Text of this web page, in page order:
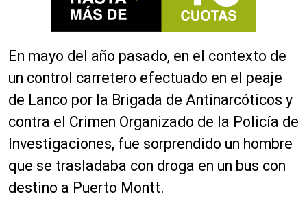
En mayo del año pasado, en el contexto de
un control carretero efectuado en el peaje
de Lanco por la Brigada de Antinarcóticos y
contra el Crimen Organizado de la Policía de
Investigaciones, fue sorprendido un hombre
que se trasladaba con droga en un bus con
destino a Puerto Montt.